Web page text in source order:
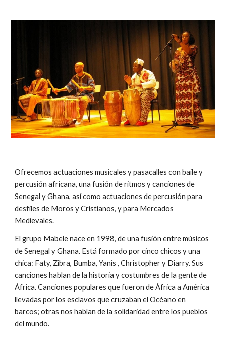
Ofrecemos actuaciones musicales y pasacalles con baile y
percusión africana, una fusión de ritmos y canciones de
Senegal y Ghana, así como actuaciones de percusión para
desfiles de Moros y Cristianos, y para Mercados
Medievales.
El grupo Mabele nace en 1998, de una fusión entre músicos
de Senegal y Ghana. Está formado por cinco chicos y una
chica: Faty, Zibra, Bumba, Yanis , Christopher y Diarry. Sus
canciones hablan de la historia y costumbres de la gente de
África. Canciones populares que fueron de África a América
llevadas por los esclavos que cruzaban el Océano en
barcos; otras nos hablan de la solidaridad entre los pueblos
del mundo.